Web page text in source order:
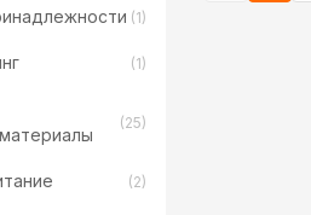
(1)
(1)
(25)
(2)